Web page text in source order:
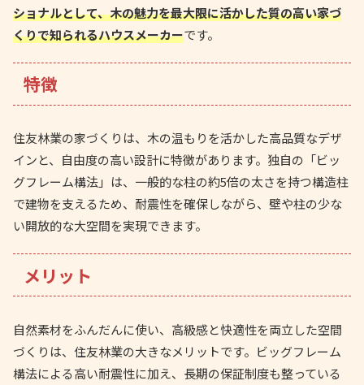
ショナルとして、木の魅力を最大限に活かした質の高い家づ
くりで知られるハウスメーカーです。
特徴
住友林業の家づくりは、木の温もりを活かした高品質なデザ
インと、自由度の高い設計に特徴があります。独自の「ビッ
グフレーム構法」は、一般的な柱の約5倍の太さを持つ構造柱
で建物を支えるため、耐震性を確保しながら、壁や柱の少な
い開放的な大空間を実現できます。
メリット
自然素材をふんだんに使い、高級感と快適性を両立した空間
づくりは、住友林業の大きなメリットです。ビッグフレーム
構法による高い耐震性に加え、長期の保証制度も整っている